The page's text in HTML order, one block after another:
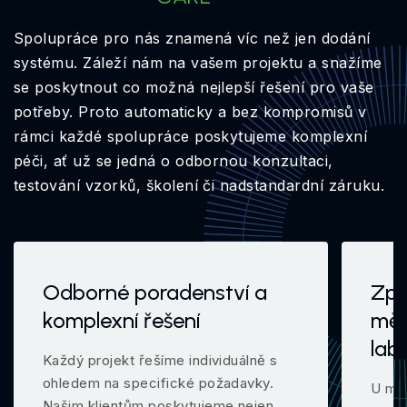
Spolupráce pro nás znamená víc než jen dodání
systému. Záleží nám na vašem projektu a snažíme
se poskytnout co možná nejlepší řešení pro vaše
potřeby. Proto automaticky a bez kompromisů v
rámci každé spolupráce poskytujeme komplexní
péči, ať už se jedná o odbornou konzultaci,
testování vzorků, školení či nadstandardní záruku.
Odborné poradenství a
komplexní řešení
Každý projekt řešíme individuálně s
ohledem na specifické požadavky.
U